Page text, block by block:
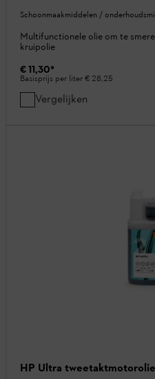
Schoonmaakmiddelen /
Multifunctionele olie om te
kruipolie
€ 11,30*
Basisprijs per liter€ 28,25
Vergelijken
HP Ultra tweetaktmotorolie